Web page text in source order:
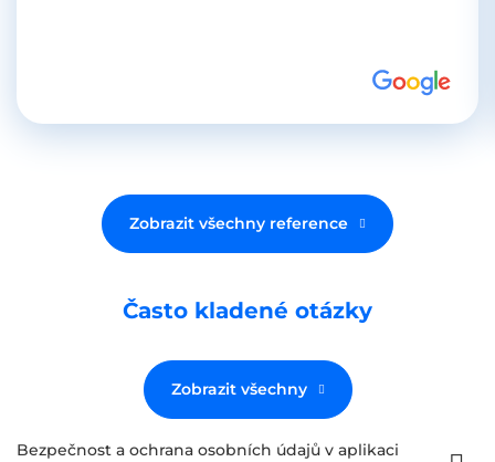
Zobrazit všechny reference
Často kladené otázky
Zobrazit všechny
Bezpečnost a ochrana osobních údajů v aplikaci